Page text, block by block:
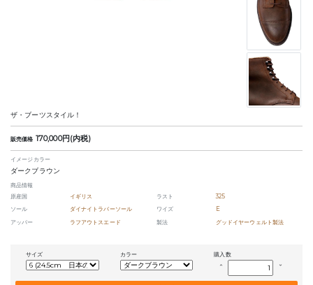
ザ・ブーツスタイル！
販売価格 170,000円(内税)
イメージカラー
ダークブラウン
商品情報
原産国
イギリス ラスト
325
ソール
ダイナイトラバーソール ワイズ
E
アッパー
ラフアウトスエード 製法 グッドイヤーウェルト製法
サイズ カラー 購入数
keyboard_arrow_up keyboard_arrow_down